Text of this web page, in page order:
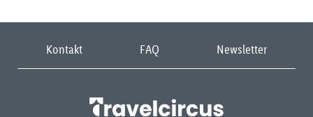
Kontakt FAQ Newsletter